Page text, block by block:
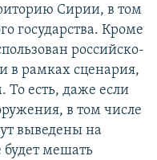
Сирии, в том
государства. Кроме
российско-
в рамках сценария,
То есть, даже если
в том числе
выведены на
мешать